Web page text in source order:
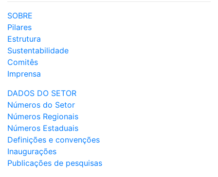
SOBRE
Pilares
Estrutura
Sustentabilidade
Comitês
Imprensa
DADOS DO SETOR
Números do Setor
Números Regionais
Números Estaduais
Definições e convenções
Inaugurações
Publicações de pesquisas